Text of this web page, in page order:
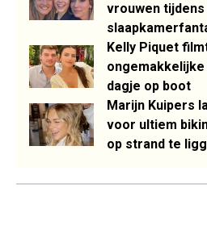
vrouwen
Kelly Piquet
dagje op boot
Marijn Kuipers
voor ultiem
op strand te